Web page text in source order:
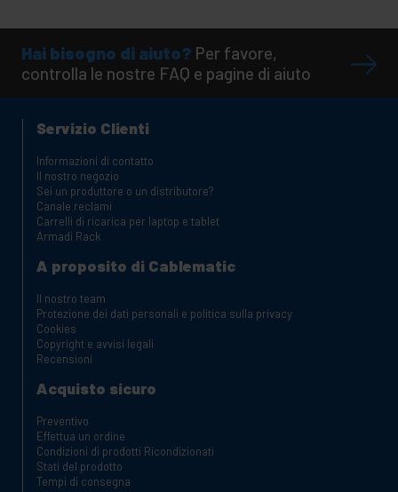
Hai bisogno di aiuto? Per favore,
controlla le nostre FAQ e pagine di aiuto
Servizio Clienti
Informazioni di contatto
Il nostro negozio
Sei un produttore o un distributore?
Canale reclami
Carrelli di ricarica per laptop e tablet
Armadi Rack
A proposito di Cablematic
Il nostro team
Protezione dei dati personali e politica sulla privacy
Cookies
Copyright e avvisi legali
Recensioni
Acquisto sicuro
Preventivo
Effettua un ordine
Condizioni di prodotti Ricondizionati
Stati del prodotto
Tempi di consegna